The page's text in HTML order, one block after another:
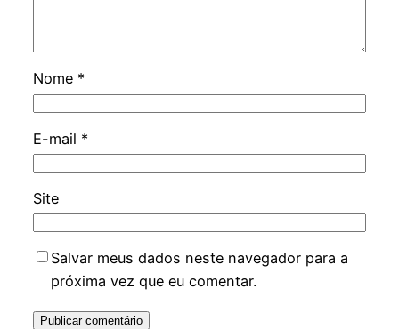
Nome *
E-mail *
Site
Salvar meus dados neste navegador para a
próxima vez que eu comentar.